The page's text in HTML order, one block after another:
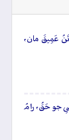
عَمِيقَ مان،
جو حَقُ، رامُ